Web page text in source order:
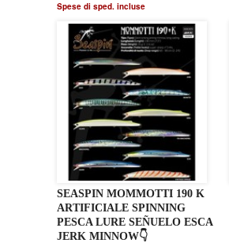
Spese di sped. incluse
SEASPIN MOMMOTTI 190 K
ARTIFICIALE SPINNING
PESCA LURE SEÑUELO ESCA
JERK MINNOW👇